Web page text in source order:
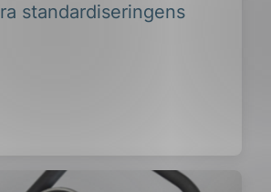
standardiseringens